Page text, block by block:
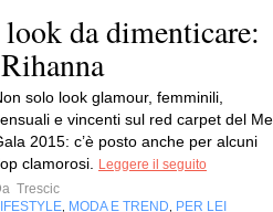
da dimenticare:
solo look glamour, femminili,
e vincenti sul red carpet del
2015: c’è posto anche per alcuni
clamorosi.
Leggere il seguito
Trescic
MODA E TREND PER LEI